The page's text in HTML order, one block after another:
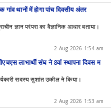
थानों में होगा पांच दिवसीय अंतर
ज्ञान परंपरा का वैज्ञानिक आधार बताया।
2 Aug 2026 1:54 am
लाभार्थी संघ ने 8वां स्थापना दिवस म
सदस्य सुशांत उकील ने किया।
2 Aug 2026 1:53 am